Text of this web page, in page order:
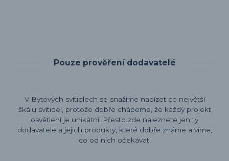
Pouze prověření dodavatelé
V Bytových svítidlech se snažíme nabízet co největší
škálu svítidel, protože dobře chápeme, že každý projekt
osvětlení je unikátní. Přesto zde naleznete jen ty
dodavatele a jejich produkty, které dobře známe a víme,
co od nich očekávat.